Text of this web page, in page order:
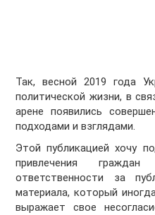
Так, весной 2019 года
политической жизни, в
арене появились
подходами и взглядами.
Этой публикацией хочу
привлечения
ответственности за
материала, который
выражает свое